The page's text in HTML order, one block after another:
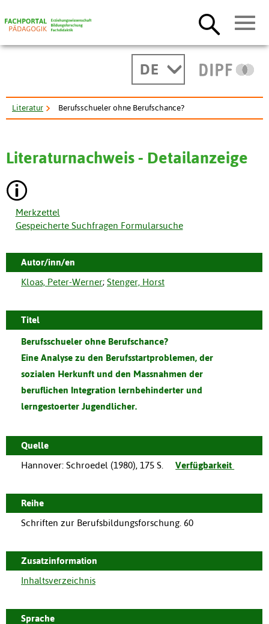
DE
Literatur Berufsschueler ohne Berufschance?
Literaturnachweis - Detailanzeige
Merkzettel
Gespeicherte Suchfragen Formularsuche
Autor/inn/en
Kloas, Peter-Werner; Stenger, Horst
Titel
Berufsschueler ohne Berufschance?
Eine Analyse zu den Berufsstartproblemen, der
sozialen Herkunft und den Massnahmen der
beruflichen Integration lernbehinderter und
lerngestoerter Jugendlicher.
Quelle
Hannover: Schroedel (1980), 175 S. Verfügbarkeit
Reihe
Schriften zur Berufsbildungsforschung. 60
Zusatzinformation
Inhaltsverzeichnis
Sprache